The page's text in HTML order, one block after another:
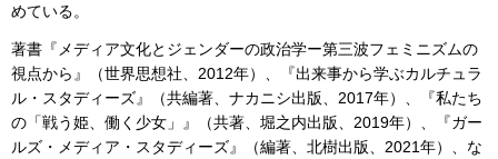
めている。
著書『メディア文化とジェンダーの政治学ー第三波フェミニズムの
視点から』（世界思想社、2012年）、『出来事から学ぶカルチュラ
ル・スタディーズ』（共編著、ナカニシ出版、2017年）、『私たち
の「戦う姫、働く少女」』（共著、堀之内出版、2019年）、『ガー
ルズ・メディア・スタディーズ』（編著、北樹出版、2021年）、な